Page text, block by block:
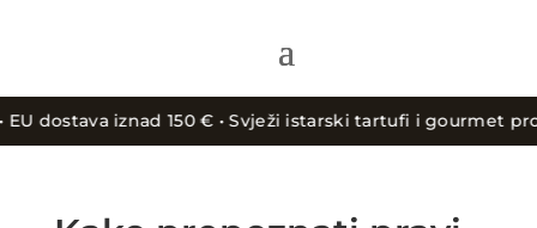
dostava iznad 150 € • Svježi istarski tartufi i gourmet